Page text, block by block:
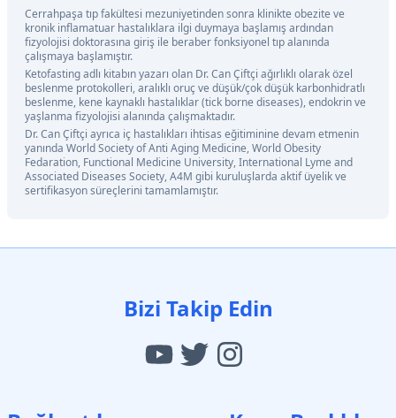
Cerrahpaşa tıp fakültesi mezuniyetinden sonra klinikte obezite ve
kronik inflamatuar hastalıklara ilgi duymaya başlamış ardından
fizyolojisi doktorasına giriş ile beraber fonksiyonel tıp alanında
çalışmaya başlamıştır.
Ketofasting adlı kitabın yazarı olan Dr. Can Çiftçi ağırlıklı olarak özel
beslenme protokolleri, aralıklı oruç ve düşük/çok düşük karbonhidratlı
beslenme, kene kaynaklı hastalıklar (tick borne diseases), endokrin ve
yaşlanma fizyolojisi alanında çalışmaktadır.
Dr. Can Çiftçi ayrıca iç hastalıkları ihtisas eğitiminine devam etmenin
yanında World Society of Anti Aging Medicine, World Obesity
Fedaration, Functional Medicine University, International Lyme and
Associated Diseases Society, A4M gibi kuruluşlarda aktif üyelik ve
sertifikasyon süreçlerini tamamlamıştır.
Bizi Takip Edin